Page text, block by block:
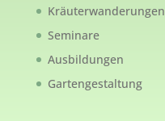
Kräuterwanderungen
Seminare
Ausbildungen
Gartengestaltung